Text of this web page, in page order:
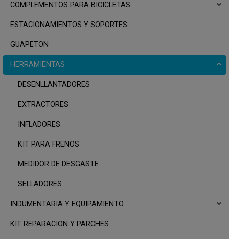
COMPLEMENTOS PARA BICICLETAS
ESTACIONAMIENTOS Y SOPORTES
GUAPETON
HERRAMIENTAS
DESENLLANTADORES
EXTRACTORES
INFLADORES
KIT PARA FRENOS
MEDIDOR DE DESGASTE
SELLADORES
INDUMENTARIA Y EQUIPAMIENTO
KIT REPARACION Y PARCHES